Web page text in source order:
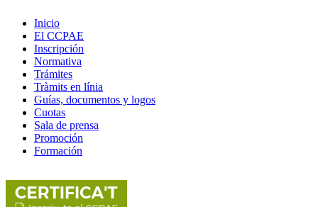
Inicio
El CCPAE
Inscripción
Normativa
Trámites
Tràmits en línia
Guías, documentos y logos
Cuotas
Sala de prensa
Promoción
Formación